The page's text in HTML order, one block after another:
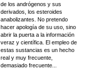
de los andrógenos y sus
derivados, los esteroides
anabolizantes. No pretendo
hacer apología de su uso, sino
abrir la puerta a la información
veraz y científica. El empleo de
estas sustancias es un hecho
real y muy frecuente,
demasiado frecuente...